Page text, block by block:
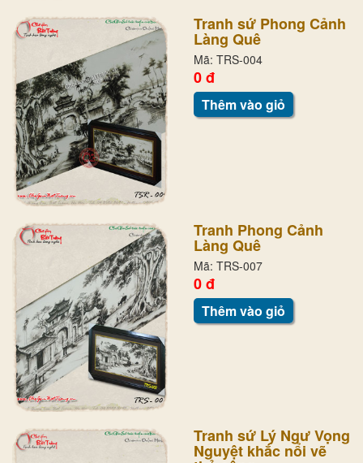
Tranh sứ Phong Cảnh
Làng Quê
Mã: TRS-004
0 đ
Thêm vào giỏ
Tranh Phong Cảnh
Làng Quê
Mã: TRS-007
0 đ
Thêm vào giỏ
Tranh sứ Lý Ngư Vọng
Nguyệt khắc nổi vẽ